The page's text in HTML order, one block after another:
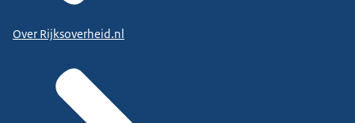
Over Rijksoverheid.nl